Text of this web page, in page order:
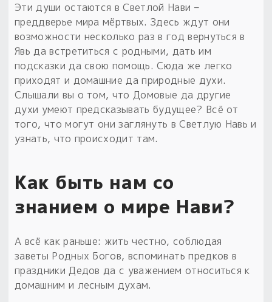
Эти души остаются в Светлой Нави –
преддверье мира мёртвых. Здесь ждут они
возможности несколько раз в год вернуться в
Явь да встретиться с родными, дать им
подсказки да свою помощь. Сюда же легко
приходят и домашние да природные духи.
Слышали вы о том, что Домовые да другие
духи умеют предсказывать будущее? Всё от
того, что могут они заглянуть в Светлую Навь и
узнать, что происходит там.
Как быть нам со
знанием о мире Нави?
А всё как раньше: жить честно, соблюдая
заветы Родных Богов, вспоминать предков в
праздники Дедов да с уважением относиться к
домашним и лесным духам.